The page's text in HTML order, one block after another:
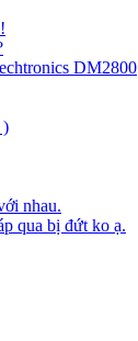
DM2800
)
nhau.
qua bị đứt ko ạ.